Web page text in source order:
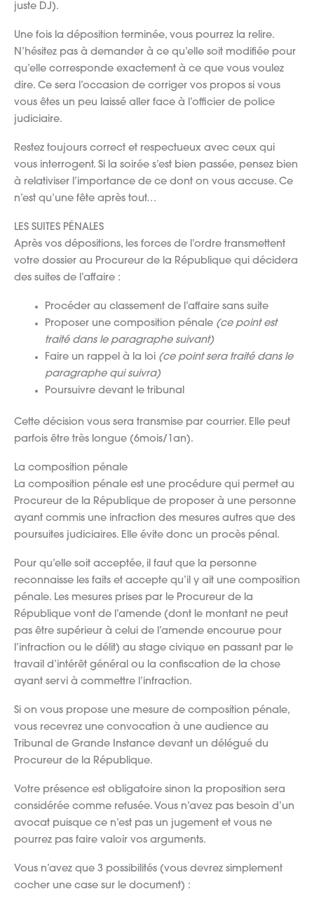
juste DJ).
Une fois la déposition terminée, vous pourrez la relire.
N’hésitez pas à demander à ce qu’elle soit modifiée pour
qu’elle corresponde exactement à ce que vous voulez
dire. Ce sera l’occasion de corriger vos propos si vous
vous êtes un peu laissé aller face à l’officier de police
judiciaire.
Restez toujours correct et respectueux avec ceux qui
vous interrogent. Si la soirée s’est bien passée, pensez bien
à relativiser l’importance de ce dont on vous accuse. Ce
n’est qu’une fête après tout…
LES SUITES PÉNALES
Après vos dépositions, les forces de l’ordre transmettent
votre dossier au Procureur de la République qui décidera
des suites de l’affaire :
Procéder au classement de l’affaire sans suite
Proposer une composition pénale (ce point est
traité dans le paragraphe suivant)
Faire un rappel à la loi (ce point sera traité dans le
paragraphe qui suivra)
Poursuivre devant le tribunal
Cette décision vous sera transmise par courrier. Elle peut
parfois être très longue (6mois/1an).
La composition pénale
La composition pénale est une procédure qui permet au
Procureur de la République de proposer à une personne
ayant commis une infraction des mesures autres que des
poursuites judiciaires. Elle évite donc un procès pénal.
Pour qu’elle soit acceptée, il faut que la personne
reconnaisse les faits et accepte qu’il y ait une composition
pénale. Les mesures prises par le Procureur de la
République vont de l’amende (dont le montant ne peut
pas être supérieur à celui de l’amende encourue pour
l’infraction ou le délit) au stage civique en passant par le
travail d’intérêt général ou la confiscation de la chose
ayant servi à commettre l’infraction.
Si on vous propose une mesure de composition pénale,
vous recevrez une convocation à une audience au
Tribunal de Grande Instance devant un délégué du
Procureur de la République.
Votre présence est obligatoire sinon la proposition sera
considérée comme refusée. Vous n’avez pas besoin d’un
avocat puisque ce n’est pas un jugement et vous ne
pourrez pas faire valoir vos arguments.
Vous n’avez que 3 possibilités (vous devrez simplement
cocher une case sur le document) :